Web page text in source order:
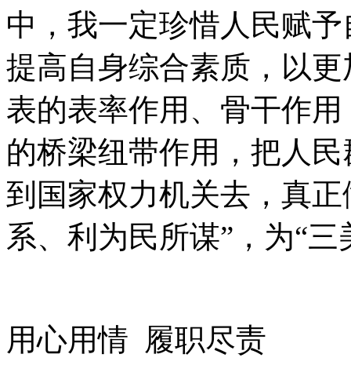
中，我一定珍惜人民赋
提高自身综合素质，以
表的表率作用、骨干作
的桥梁纽带作用，把人
到国家权力机关去，真
系、利为民所谋”，为“
用心用情 履职尽责